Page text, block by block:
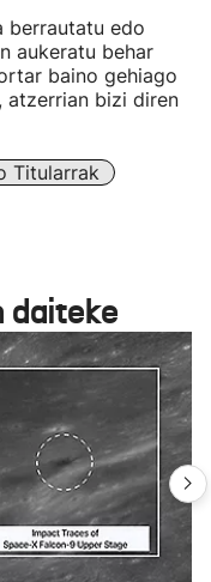
berrautatu edo
aukeratu behar
baino gehiago
atzerrian bizi diren
Titularrak
daiteke